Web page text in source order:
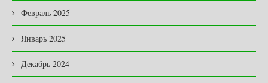
Февраль 2025
Январь 2025
Декабрь 2024